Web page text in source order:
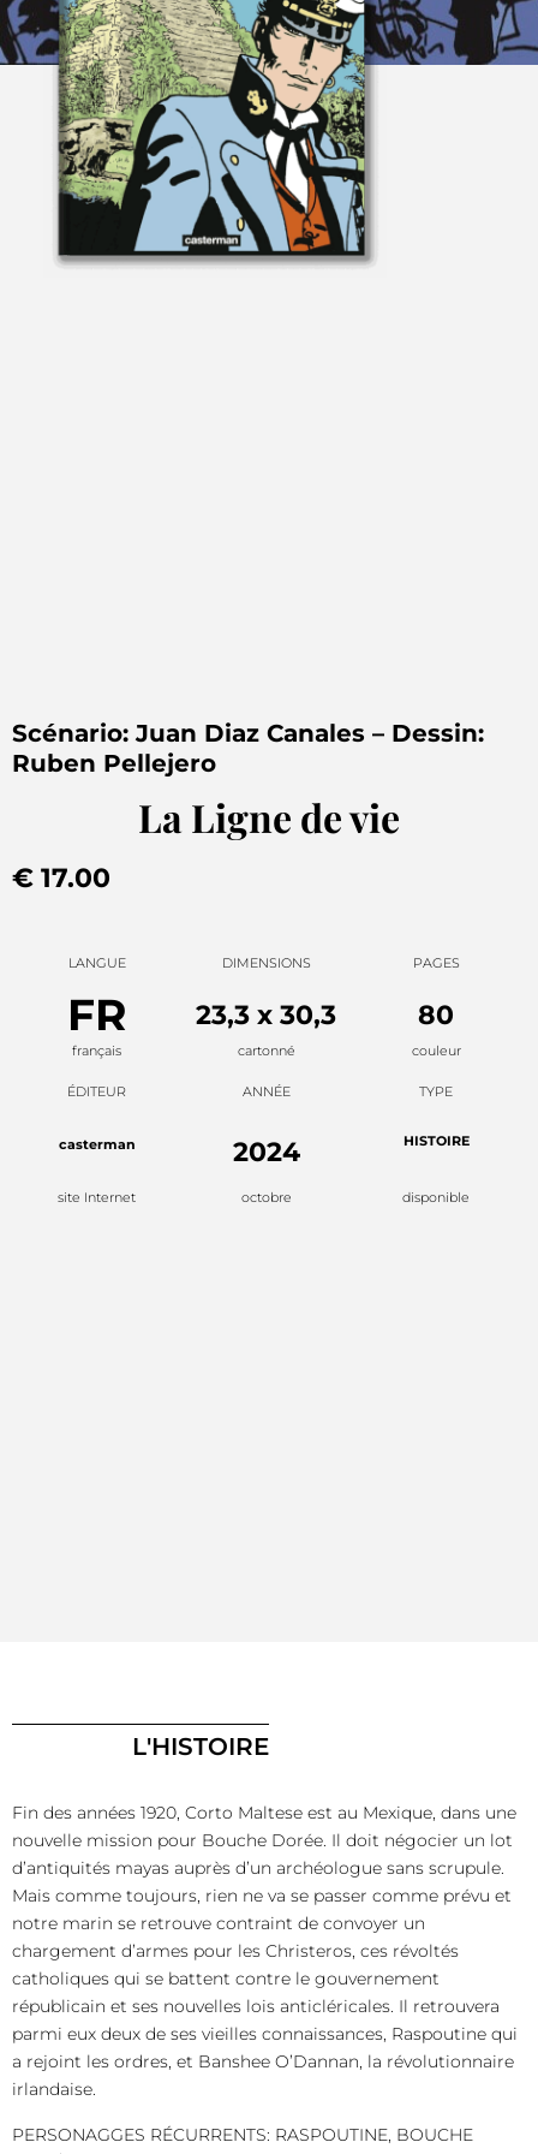
Scénario: Juan Diaz Canales – Dessin:
Ruben Pellejero
La Ligne de vie
€ 17.00
LANGUE
FR
français
DIMENSIONS
23,3 x 30,3
cartonné
PAGES
80
couleur
ÉDITEUR
casterman
site Internet
ANNÉE
2024
octobre
TYPE
HISTOIRE
disponible
L'HISTOIRE
Fin des années 1920, Corto Maltese est au Mexique, dans une
nouvelle mission pour Bouche Dorée. Il doit négocier un lot
d’antiquités mayas auprès d’un archéologue sans scrupule.
Mais comme toujours, rien ne va se passer comme prévu et
notre marin se retrouve contraint de convoyer un
chargement d’armes pour les Christeros, ces révoltés
catholiques qui se battent contre le gouvernement
républicain et ses nouvelles lois anticléricales. Il retrouvera
parmi eux deux de ses vieilles connaissances, Raspoutine qui
a rejoint les ordres, et Banshee O’Dannan, la révolutionnaire
irlandaise.
PERSONAGGES RÉCURRENTS: RASPOUTINE, BOUCHE